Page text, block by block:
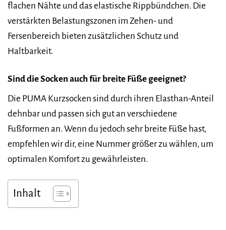
flachen Nähte und das elastische Rippbündchen. Die
verstärkten Belastungszonen im Zehen- und
Fersenbereich bieten zusätzlichen Schutz und
Haltbarkeit.
Sind die Socken auch für breite Füße geeignet?
Die PUMA Kurzsocken sind durch ihren Elasthan-Anteil
dehnbar und passen sich gut an verschiedene
Fußformen an. Wenn du jedoch sehr breite Füße hast,
empfehlen wir dir, eine Nummer größer zu wählen, um
optimalen Komfort zu gewährleisten.
Inhalt